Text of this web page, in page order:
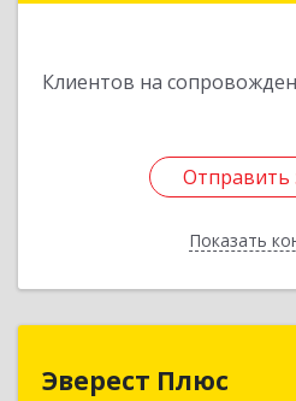
Клиентов на
Отправить
Показать
Отправить
Назад
Эверест Плюс